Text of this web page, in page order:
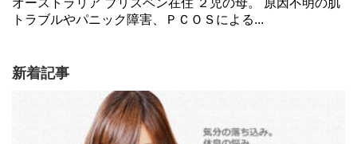
オーストラリア ブリスベン在住 ２児の母。 原因不明の肌
トラブルやパニック障害、ＰＣＯＳによる...
新着記事